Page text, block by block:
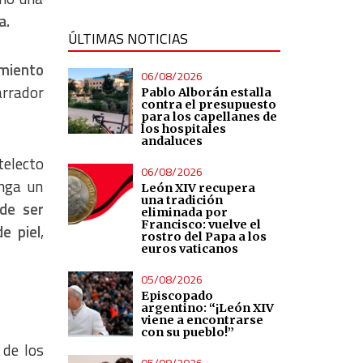
un
ser
piel,
los
ÚLTIMAS NOTICIAS
06/08/2026
Pablo Alborán estalla
contra el presupuesto
para los capellanes de
los hospitales
andaluces
06/08/2026
León XIV recupera
una tradición
eliminada por
Francisco: vuelve el
rostro del Papa a los
euros vaticanos
05/08/2026
Episcopado
argentino: “¡León XIV
viene a encontrarse
con su pueblo!”